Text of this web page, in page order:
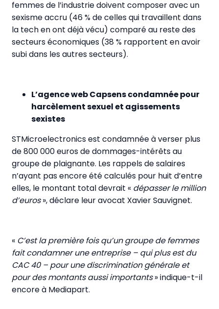
femmes de l’industrie doivent composer avec un
sexisme accru (46 % de celles qui travaillent dans
la tech en ont déjà vécu) comparé au reste des
secteurs économiques (38 % rapportent en avoir
subi dans les autres secteurs).
L’agence web Capsens condamnée pour
harcèlement sexuel et agissements
sexistes
STMicroelectronics est condamnée à verser plus
de 800 000 euros de dommages-intérêts au
groupe de plaignante. Les rappels de salaires
n’ayant pas encore été calculés pour huit d’entre
elles, le montant total devrait « dépasser le million
d’euros», déclare leur avocat Xavier Sauvignet.
« C’est la première fois qu’un groupe de femmes
fait condamner une entreprise – qui plus est du
CAC 40 – pour une discrimination générale et
pour des montants aussi importants» indique-t-il
encore à Mediapart.